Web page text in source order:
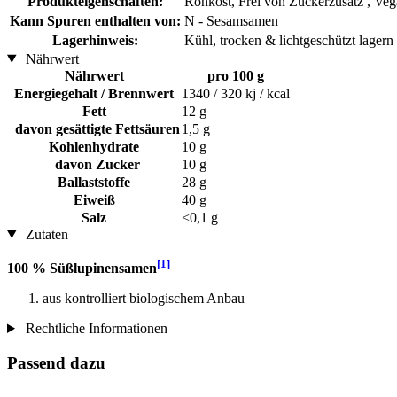
Kann Spuren enthalten von: N - Sesamsamen
Lagerhinweis:
Kühl, trocken & lichtgeschützt lagern
Nährwert
Nährwert
pro 100 g
Energiegehalt / Brennwert 1340 / 320 kj / kcal
Fett
12 g
davon gesättigte Fettsäuren 1,5 g
Kohlenhydrate
10 g
davon Zucker
10 g
Ballaststoffe
28 g
Eiweiß
40 g
Salz
<0,1 g
Zutaten
100 % Süßlupinensamen[1]
aus kontrolliert biologischem Anbau
Rechtliche Informationen
Passend dazu